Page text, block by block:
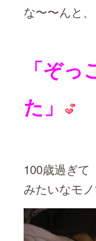
な〜〜んと、
「ぞ
た」
100歳過ぎて
みたいなモノ